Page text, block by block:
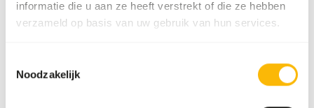
informatie die u aan ze heeft verstrekt of die ze hebben
verzameld op basis van uw gebruik van hun services.
Noodzakelijk
Mazuri® Large Bird Supplement is formulated for fish-
form. Due to a relatively short expiry date from
production, there is a possibility that you receive a shorter